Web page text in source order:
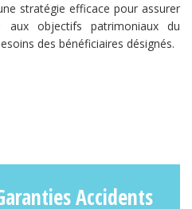
stratégie efficace pour assurer
aux objectifs patrimoniaux du
des bénéficiaires désignés.
Accidents